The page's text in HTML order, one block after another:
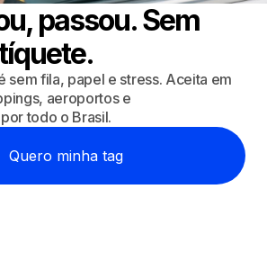
passou. Sem
sem fila, papel e stress. Aceita em
aeroportos e
todo o Brasil.
Quero minha tag